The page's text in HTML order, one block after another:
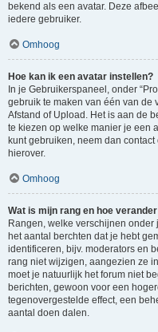
bekend als een avatar. Deze
iedere gebruiker.
Omhoog
Hoe kan ik een avatar instellen?
In je Gebruikerspaneel, onder
gebruik te maken van één van de
Afstand of Upload. Het is aan de
te kiezen op welke manier je een
kunt gebruiken, neem dan
hierover.
Omhoog
Wat is mijn rang en hoe
Rangen, welke verschijnen
het aantal berchten dat je hebt
identificeren, bijv. moderators en
rang niet wijzigen, aangezien ze
moet je natuurlijk het forum niet
berichten, gewoon voor een
tegenovergestelde effect, een
aantal doen dalen.